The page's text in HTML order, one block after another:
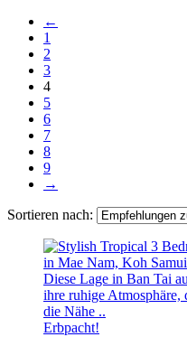
←
1
2
3
4
5
6
7
8
9
→
Sortieren nach:
Diese Lage in Ban Tai
ihre ruhige Atmosphäre,
die Nähe ..
Erbpacht!